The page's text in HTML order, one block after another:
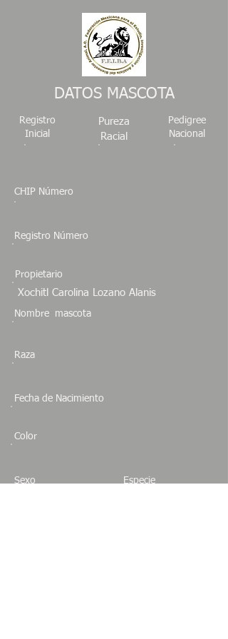
DATOS MASCOTA
Registro
Inicial
Pureza
Racial
Pedigree
Nacional
CHIP Número
Registro Número
Propietario
Xochitl Carolina Lozano Alanis
Nombre mascota
Raza
Fecha de Nacimiento
Color
Sexo Especie